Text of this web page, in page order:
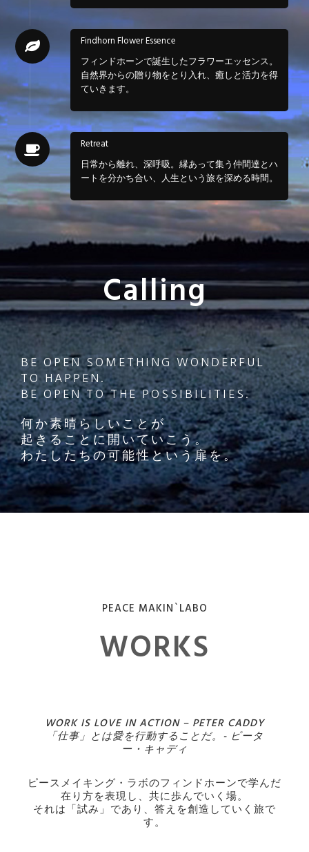
Findhorn Flower Essence
フィンドホーンで誕生したフラワーエッセンス。
自然界からの贈り物をとり入れ、癒しと活力を得
ていきます。
Retreat
日常から離れ、深呼吸。縁あって集う仲間達とハ
ートを分かち合い、人生という旅を深める時間。
Calling
BE OPEN SOMETHING WONDERFUL
TO HAPPEN.
BE OPEN TO THE POSSIBILITIES.
何か素晴らしいことが
起きることに開いていこう。
わたしたちの可能性という扉を。
PEACE MAKIN`LABO
WORKS
WORK IS LOVE IN ACTION – PETER CADDY
「仕事」とは愛を行動することだ。- ピータ
ー・キャディ
ピースメイキング・ラボのフィンドホーンで学んだ
在り方を表現し、共に歩んでいく場。
それは「試み」であり、答えを創造していく旅で
す。